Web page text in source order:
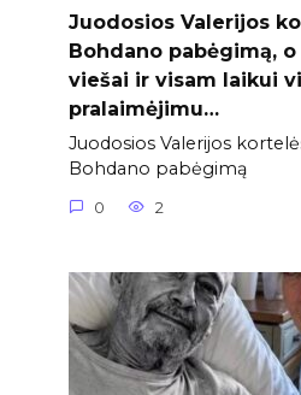
Juodosios Valerijos
Bohdano pabėgimą,
viešai ir visam laikui
pralaimėjimu…
Juodosios Valerijos
Bohdano pabėgimą
0 2